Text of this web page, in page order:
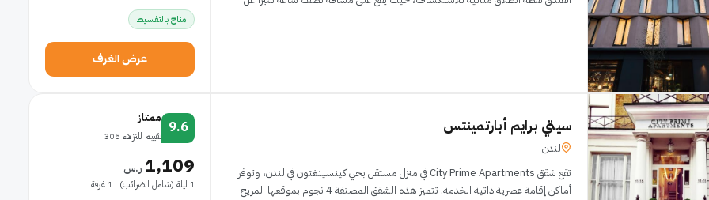
متاح بالتقسيط
عرض الغرف
سيتي برايم أبارتمينتس
لندن
تقع شقق City Prime Apartments في منزل مستقل بحي كينسينغتون في لندن، وتوفر
أماكن إقامة عصرية ذاتية الخدمة. تتميز هذه الشقق المصنفة 4 نجوم بموقعها المريح
9.6
ممتاز
تقييم للنزلاء 305
1,109 ر.س
1 ليلة (شامل الضرائب) · 1 غرفة